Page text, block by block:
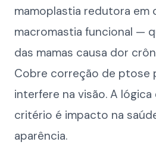
mamoplastia redutora em
macromastia funcional —
das mamas causa dor
Cobre correção de ptose
interfere na visão. A lógica
critério é impacto na
aparência.